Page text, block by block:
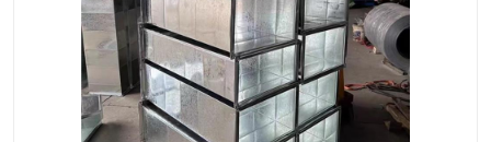
风机系列 镁质防火风管
通风设备 通风管道
消防阀门 消防风机